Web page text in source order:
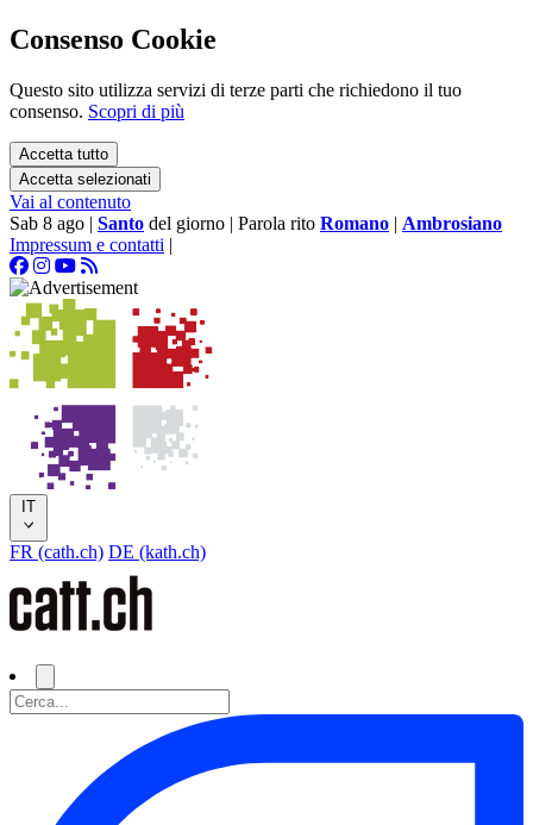
Consenso Cookie
Questo sito utilizza servizi di terze parti che richiedono il tuo
consenso. Scopri di più
Accetta tutto
Accetta selezionati
Vai al contenuto
Sab 8 ago | Santo del giorno | Parola rito Romano | Ambrosiano
Impressum e contatti |
IT
FR (cath.ch) DE (kath.ch)